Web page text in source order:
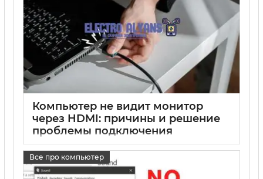
Компьютер не видит монитор
через HDMI: причины и решение
проблемы подключения
Все про компьютер